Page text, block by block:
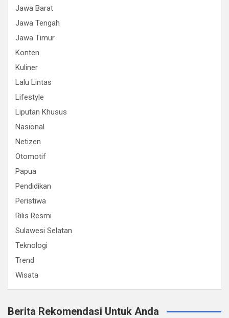
Jawa Barat
Jawa Tengah
Jawa Timur
Konten
Kuliner
Lalu Lintas
Lifestyle
Liputan Khusus
Nasional
Netizen
Otomotif
Papua
Pendidikan
Peristiwa
Rilis Resmi
Sulawesi Selatan
Teknologi
Trend
Wisata
Berita Rekomendasi Untuk Anda